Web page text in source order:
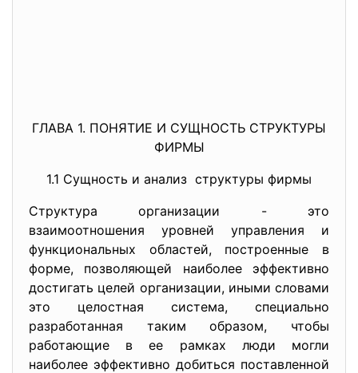
ГЛАВА 1. ПОНЯТИЕ И СУЩНОСТЬ СТРУКТУРЫ
ФИРМЫ
1.1 Сущность и анализ структуры фирмы
Структура организации - это
взаимоотношения уровней управления и
функциональных областей, построенные в
форме, позволяющей наиболее эффективно
достигать целей организации, иными словами
это целостная система, специально
разработанная таким образом, чтобы
работающие в ее рамках люди могли
наиболее эффективно добиться поставленной